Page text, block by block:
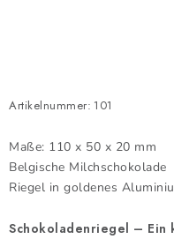
Artikelnummer: 101
Maße: 110 x 50 x 20 mm
Belgische Milchschokolade
Riegel in goldenes
Schokoladenriegel – Ein